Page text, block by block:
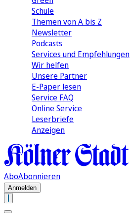
Schule
Themen von A bis Z
Newsletter
Podcasts
Services und Empfehlungen
Wir helfen
Unsere Partner
E-Paper lesen
Service FAQ
Online Service
Leserbriefe
Anzeigen
AboAbonnieren
Anmelden